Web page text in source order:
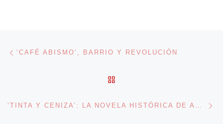
Navegación de entradas
‘CAFÉ ABISMO’, BARRIO Y REVOLUCIÓN
‘TINTA Y CENIZA’: LA NOVELA HISTÓRICA DE ANDREA TOMÉ